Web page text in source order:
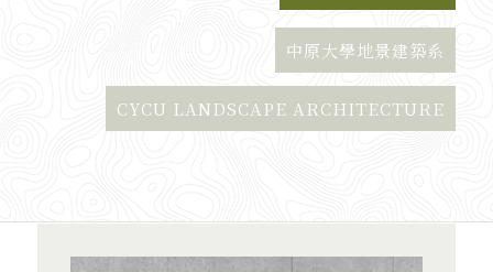
中原大學地景建築系
CYCU LANDSCAPE ARCHITECTURE